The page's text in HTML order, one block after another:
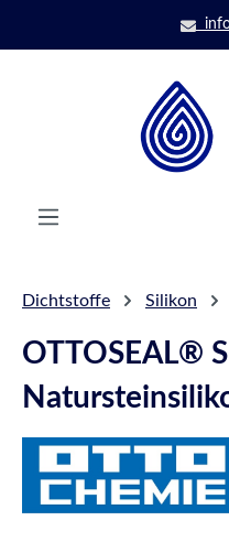
Zum Hauptinhalt springen
Dichtstoffe Silikon
OTTOSEAL®